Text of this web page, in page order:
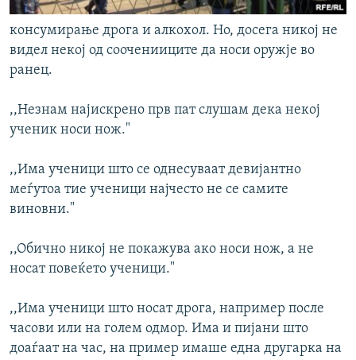
консумирање дрога и алкохол. Но, досега никој не
видел некој од сооченииците да носи оружје во
ранец.
,,Незнам најискрено прв пат слушам дека некој
ученик носи нож."
,,Има ученици што се однесуваат девијантно
меѓутоа тие ученици најчесто не се самите
виновни."
,,Обично никој не покажува ако носи нож, а не
носат повеќето ученици."
,,Има ученици што носат дрога, например после
часови или на голем одмор. Има и пијани што
доаѓаат на час, на пример имаше една другарка на